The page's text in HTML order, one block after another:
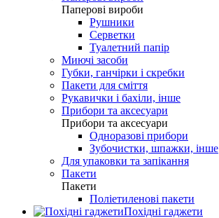
Паперові вироби
Рушники
Серветки
Туалетний папір
Миючі засоби
Губки, ганчірки і скребки
Пакети для сміття
Рукавички і бахіли, інше
Прибори та аксесуари
Прибори та аксесуари
Одноразові прибори
Зубочистки, шпажки, інше
Для упаковки та запікання
Пакети
Пакети
Поліетиленові пакети
Похідні гаджети